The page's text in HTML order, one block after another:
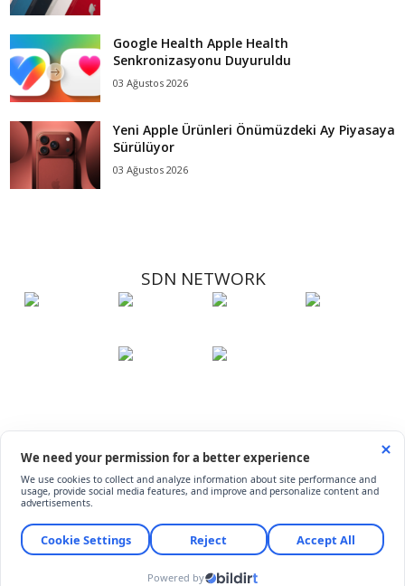
Google Health Apple Health
Senkronizasyonu Duyuruldu
03 Ağustos 2026
Yeni Apple Ürünleri Önümüzdeki Ay Piyasaya
Sürülüyor
03 Ağustos 2026
SDN NETWORK
© ShiftDelete.Net